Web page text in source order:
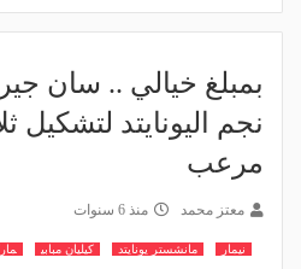
بمبلغ خيالي .. سان
نجم اليونايتد لتشكيل
مرعب
معتز محمد منذ 6 سنوات
نيمار مانشستر يونايتد كيليان مبابي